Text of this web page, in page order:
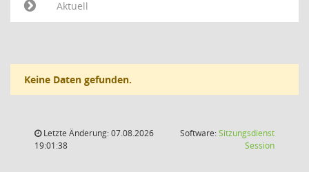
Aktuell
Keine Daten gefunden.
Letzte Änderung: 07.08.2026
19:01:38
Software:Sitzungsdienst
Session(Wird in